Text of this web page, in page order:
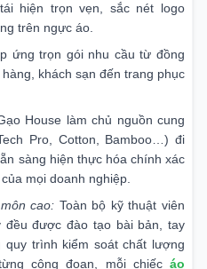
hiện trọn vẹn, sắc nét logo
trên ngực áo.
ứng trọn gói nhu cầu từ đồng
khách sạn đến trang phục
House làm chủ nguồn cung
Pro, Cotton, Bamboo…) đi
sàng hiện thực hóa chính xác
mọi doanh nghiệp.
cao: Toàn bộ kỹ thuật viên
được đào tạo bài bản, tay
quy trình kiểm soát chất lượng
công đoạn, mỗi chiếc áo